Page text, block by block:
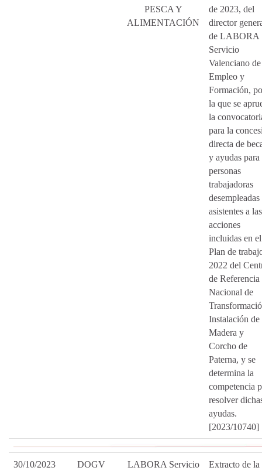
PESCA Y
ALIMENTACIÓN
de 2023, del
director
de LABORA
Servicio
Valenciano de
Empleo y
Formación,
la que se
la
para la
directa de
y ayudas para
personas
trabajadoras
desempleadas
asistentes a las
acciones
incluidas en el
Plan de
2022 del
de Referencia
Nacional de
Instalación de
Madera y
Corcho de
Paterna, y se
determina la
competencia
resolver
ayudas.
[2023/10740]
30/10/2023 DOGV
LABORA Servicio
Extracto de la